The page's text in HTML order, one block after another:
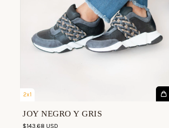
2x1
JOY NEGRO Y GRIS
$143.68 USD